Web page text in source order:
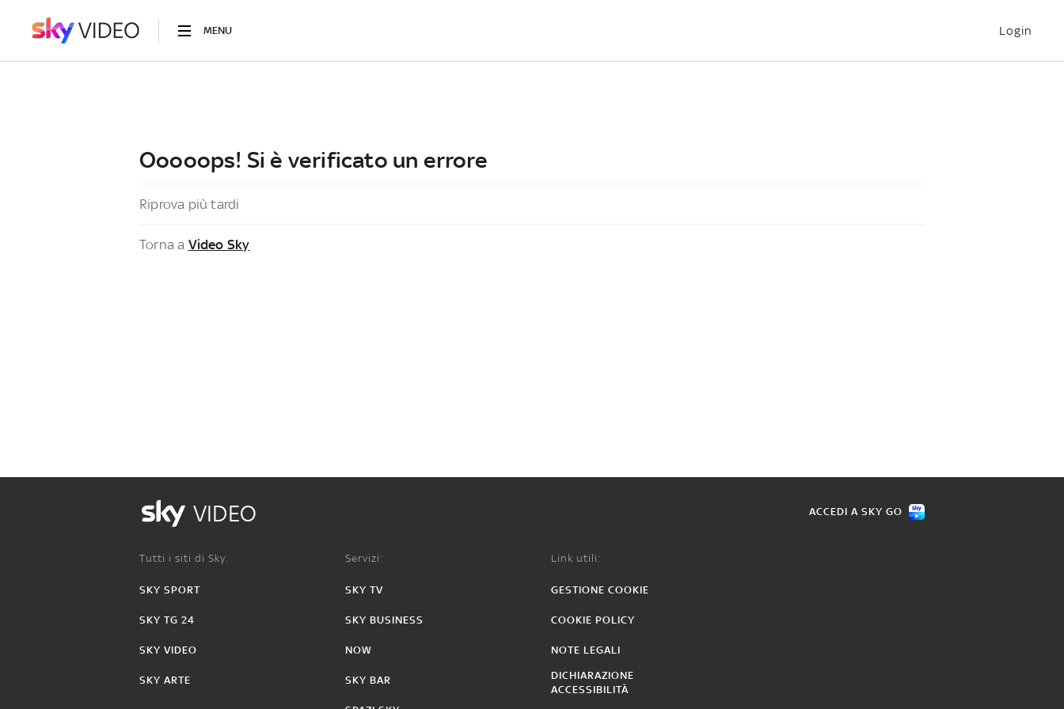
MENU Login
Ooooops! Si è verificato un errore
Riprova più tardi
Torna a Video Sky
VIDEO ACCEDI A SKY GO
Tutti i siti di Sky:
SKY SPORT
SKY TG 24
SKY VIDEO
SKY ARTE
Servizi:
SKY TV
SKY BUSINESS
NOW
SKY BAR
Link utili:
GESTIONE COOKIE
COOKIE POLICY
NOTE LEGALI
DICHIARAZIONE
ACCESSIBILITÀ